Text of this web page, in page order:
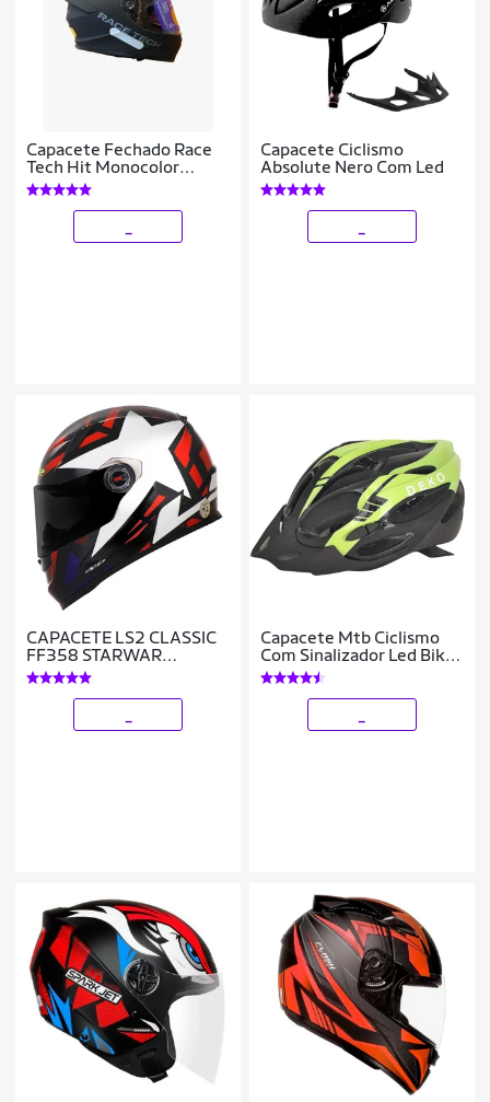
Capacete Fechado Race
Tech Hit Monocolor
Original
Capacete Ciclismo
Absolute Nero Com Led
CAPACETE LS2 CLASSIC
FF358 STARWAR
VERMELHO
Capacete Mtb Ciclismo
Com Sinalizador Led Bike
Verde Limão Deko